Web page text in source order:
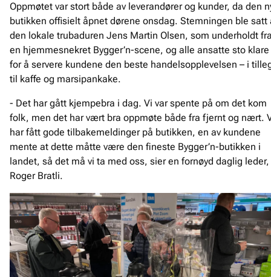
Oppmøtet var stort både av leverandører og kunder, da den
butikken offisielt åpnet dørene onsdag. Stemningen ble satt
den lokale trubaduren Jens Martin Olsen, som underholdt
en hjemmesnekret Bygger’n-scene, og alle ansatte sto klare
for å servere kundene den beste handelsopplevelsen – i
til kaffe og marsipankake.
- Det har gått kjempebra i dag. Vi var spente på om det kom
folk, men det har vært bra oppmøte både fra fjernt og nært.
har fått gode tilbakemeldinger på butikken, en av kundene
mente at dette måtte være den fineste Bygger’n-butikken i
landet, så det må vi ta med oss, sier en fornøyd daglig leder,
Roger Bratli.